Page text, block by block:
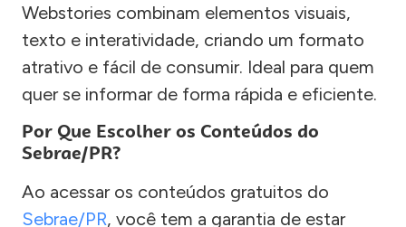
Webstories combinam elementos visuais,
texto e interatividade, criando um formato
atrativo e fácil de consumir. Ideal para quem
quer se informar de forma rápida e eficiente.
Por Que Escolher os Conteúdos do
Sebrae/PR?
Ao acessar os conteúdos gratuitos do
Sebrae/PR, você tem a garantia de estar